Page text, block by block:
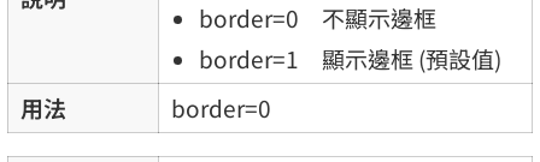
border=0 不顯示邊框
border=1 顯示邊框 (預設值)
用法
border=0